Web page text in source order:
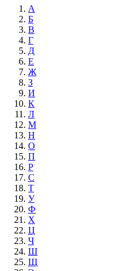
А
Б
В
Г
Д
Е
Ж
З
И
К
Л
М
Н
О
П
Р
С
Т
У
Ф
Х
Ц
Ч
Ш
Щ